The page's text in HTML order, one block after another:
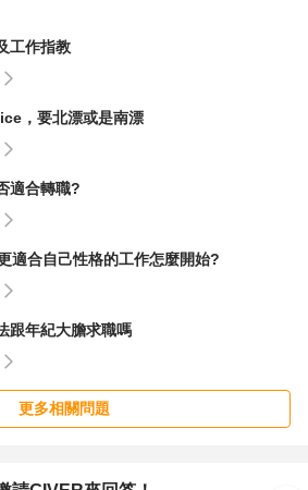
工作指教
，要北漂或是南漂
適合轉職?
適合自己性格的工作怎麼開始?
跟年紀大膽求職嗎
更多相關問題